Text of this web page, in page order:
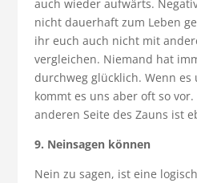
auch wieder aufwärts.
nicht dauerhaft zum Leben
ihr euch auch nicht mit
vergleichen. Niemand hat
durchweg glücklich. Wenn
kommt es uns aber oft so
anderen Seite des Zauns ist
9. Neinsagen können
Nein zu sagen, ist eine